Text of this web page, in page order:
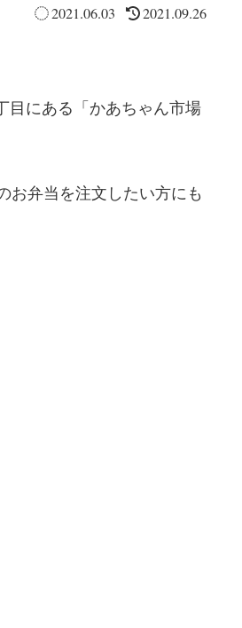
2021.06.03 2021.09.26
目にある「かあちゃん市場
お弁当を注文したい方にも